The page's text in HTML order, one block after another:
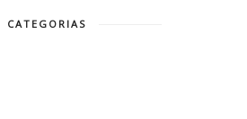
CATEGORIAS